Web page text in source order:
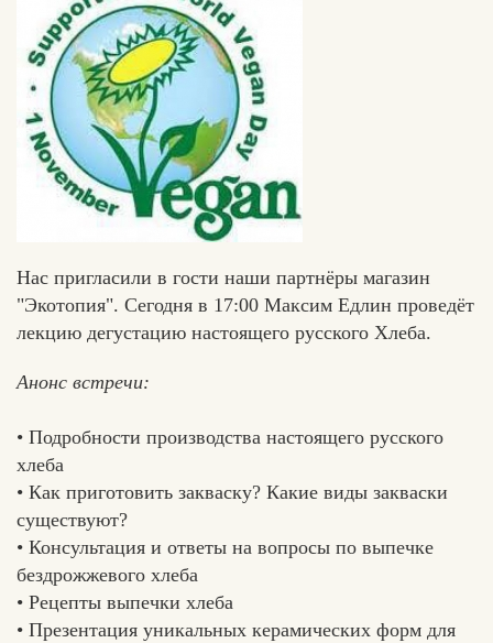
Едлин
Вконтакте
Нас пригласили в гости наши партнёры магазин
"Экотопия". Сегодня в 17:00 Максим Едлин проведёт
лекцию дегустацию настоящего русского Хлеба.
Анонс встречи:
• Подробности производства настоящего русского
хлеба
• Как приготовить закваску? Какие виды закваски
существуют?
• Консультация и ответы на вопросы по выпечке
бездрожжевого хлеба
• Рецепты выпечки хлеба
• Презентация уникальных керамических форм для